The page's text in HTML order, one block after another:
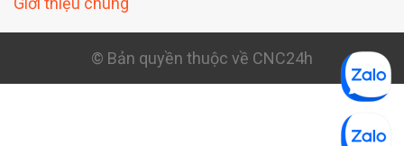
© Bản quyền thuộc về CNC24h